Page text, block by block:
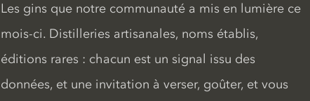
Les gins que notre communauté a mis en lumière ce
mois-ci. Distilleries artisanales, noms établis,
éditions rares : chacun est un signal issu des
données, et une invitation à verser, goûter, et vous